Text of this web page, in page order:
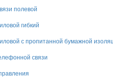
полевой
гибкий
с пропитанной бумажной
связи